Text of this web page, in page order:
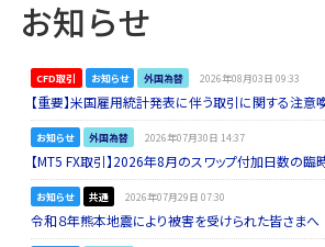
お知らせ
CFD取引 お知らせ 外国為替 2026年08月03日 09:33
【重要】米国雇用統計発表に伴う取引に関する注意
お知らせ 外国為替 2026年07月30日 14:37
【MT5 FX取引】2026年8月のスワップ付加日数の臨
お知らせ 共通 2026年07月29日 07:30
令和８年熊本地震により被害を受けられた皆さまへ